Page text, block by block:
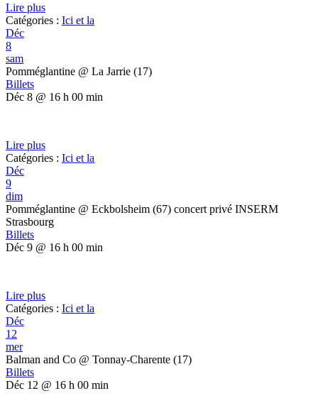
Lire plus
Catégories : Ici et la
Déc
8
sam
Pomméglantine @ La Jarrie (17)
Billets
Déc 8 @ 16 h 00 min
Lire plus
Catégories : Ici et la
Déc
9
dim
Pomméglantine @ Eckbolsheim (67) concert privé INSERM
Strasbourg
Billets
Déc 9 @ 16 h 00 min
Lire plus
Catégories : Ici et la
Déc
12
mer
Balman and Co @ Tonnay-Charente (17)
Billets
Déc 12 @ 16 h 00 min